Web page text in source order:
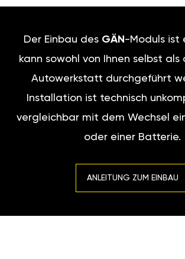
Der Einbau des GÄN -Moduls ist
kann sowohl von Ihnen selbst als
Autowerkstatt durchgeführt
Installation ist technisch
vergleichbar mit dem Wechsel
oder einer Batterie.
ANLEITUNG ZUM EINBAU